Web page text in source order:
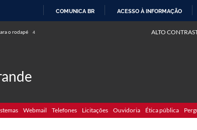
COMUNICA BR ACESSO À INFORMAÇÃO
o rodapé 4 ALTO
Webmail Telefones Licitações Ouvidoria Ética pública